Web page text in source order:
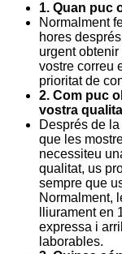
1. Quan puc
Normalment
hores
urgent
vostre correu
prioritat de
2. Com puc
vostra
Després de
que les
necessiteu
qualitat, us
sempre que
Normalment,
lliurament en
expressa i
laborables.